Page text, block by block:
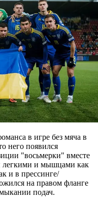
в игре без мяча в
него появился
"восьмерки" вместе
и мышцами как
и в прессинге/
на правом фланге
подач.